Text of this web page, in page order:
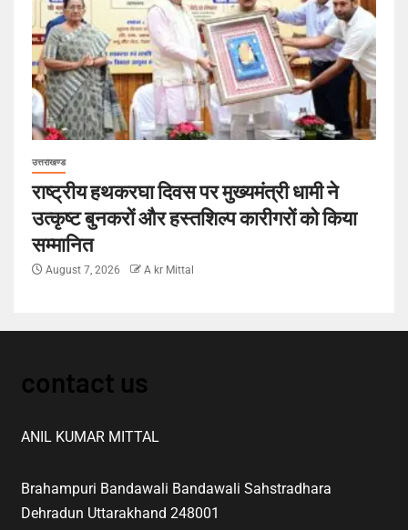
उत्तराखण्ड
राष्ट्रीय हथकरघा दिवस पर मुख्यमंत्री धामी ने
उत्कृष्ट बुनकरों और हस्तशिल्प कारीगरों को किया
सम्मानित
August 7, 2026 A kr Mittal
contact us
ANIL KUMAR MITTAL
Brahampuri Bandawali Bandawali Sahstradhara
Dehradun Uttarakhand 248001